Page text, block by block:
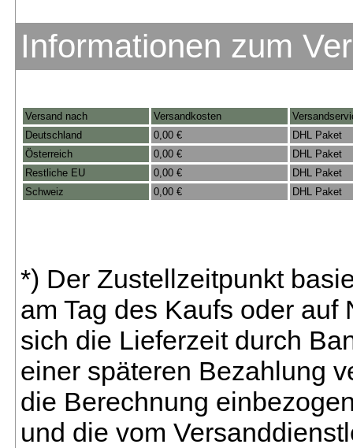
Informationen zum
Versand nach Versandkosten
Deutschland
0,00 €
DHL Paket
Österreich
0,00 €
DHL Paket
Restliche EU
0,00 €
DHL Paket
Schweiz
0,00 € DHL Paket
*) Der Zustellzeitpunkt
am Tag des Kaufs oder
sich die Lieferzeit durch
einer späteren Bezahlung
die Berechnung
und die vom